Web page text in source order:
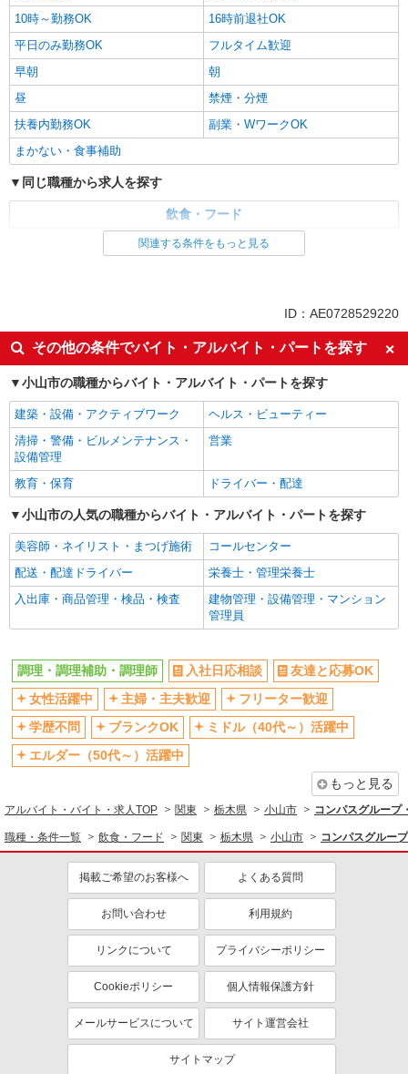
10時～勤務OK
16時前退社OK
平日のみ勤務OK
フルタイム歓迎
早朝
朝
昼
禁煙・分煙
扶養内勤務OK
副業・WワークOK
まかない・食事補助
同じ職種から求人を探す
飲食・フード
調理・調理補助・調理師
社会保険あり
社員登用あり
未経験歓迎
大学生歓迎
週2～3日勤務OK
扶養内勤務OK
副業・WワークOK
まかない・食事補助
関連する条件をもっと見る
ID：AE0728529220
その他の条件でバイト・アルバイト・パートを探す
小山市の職種からバイト・アルバイト・パートを探す
建築・設備・アクティブワーク
ヘルス・ビューティー
清掃・警備・ビルメンテナンス・
設備管理
営業
教育・保育 ドライバー・配達
小山市の人気の職種からバイト・アルバイト・パートを探す
美容師・ネイリスト・まつげ施術
コールセンター
配送・配達ドライバー
栄養士・管理栄養士
入出庫・商品管理・検品・検査
建物管理・設備管理・マンション
管理員
調理・調理補助・調理師 入社日応相談
友達と応募OK
女性活躍中
主婦・主夫歓迎
フリーター歓迎
学歴不問
ブランクOK
ミドル（40代～）活躍中
エルダー（50代～）活躍中
もっと見る
アルバイト・バイト・求人TOP 関東 栃木県 小山市 コンパスグルー
職種・条件一覧 飲食・フード 関東 栃木県 小山市 コンパスグルー
掲載ご希望のお客様へ よくある質問
お問い合わせ 利用規約
リンクについて プライバシーポリシー
Cookieポリシー 個人情報保護方針
メールサービスについて サイト運営会社
サイトマップ